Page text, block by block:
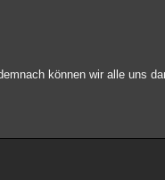
können wir alle uns